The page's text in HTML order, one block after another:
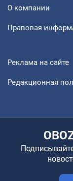
О компании
Правовая
Реклама на сайте
Редакционная